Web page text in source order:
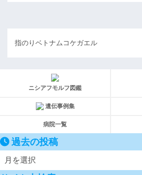
指のりベトナムコケガエル
ニシアフモルフ図鑑
遺伝事例集
病院一覧
過去の投稿